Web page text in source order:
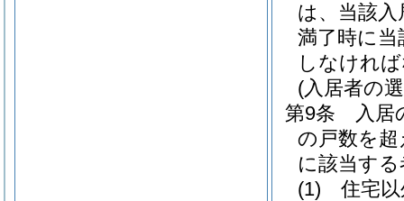
は、当該
満了時に
しなけれ
(入居者の
第9条
入居
の戸数を
に該当す
(1)
住宅